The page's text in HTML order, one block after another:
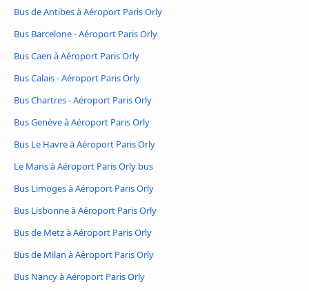
Bus de Antibes à Aéroport Paris Orly
Bus Barcelone - Aéroport Paris Orly
Bus Caen à Aéroport Paris Orly
Bus Calais - Aéroport Paris Orly
Bus Chartres - Aéroport Paris Orly
Bus Genève à Aéroport Paris Orly
Bus Le Havre à Aéroport Paris Orly
Le Mans à Aéroport Paris Orly bus
Bus Limoges à Aéroport Paris Orly
Bus Lisbonne à Aéroport Paris Orly
Bus de Metz à Aéroport Paris Orly
Bus de Milan à Aéroport Paris Orly
Bus Nancy à Aéroport Paris Orly